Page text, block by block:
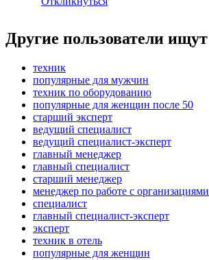
Другие пользователи ищут
техник
популярные для мужчин
техник по оборудованию
популярные для женщин после 50
старший эксперт
ведущий специалист
ведущий специалист-эксперт
главный менеджер
главный специалист
старший менеджер
менеджер по работе с организациями
специалист
главный специалист-эксперт
эксперт
техник в отель
популярные для женщин